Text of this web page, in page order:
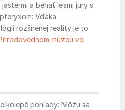
a behať lesmi jury s
Vďaka
rozšírenej reality je to
múzeu vo
pohľady: Môžu sa